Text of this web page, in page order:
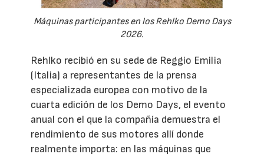
Máquinas participantes en los Rehlko Demo Days
2026.
Rehlko recibió en su sede de Reggio Emilia
(Italia) a representantes de la prensa
especializada europea con motivo de la
cuarta edición de los Demo Days, el evento
anual con el que la compañía demuestra el
rendimiento de sus motores allí donde
realmente importa: en las máquinas que